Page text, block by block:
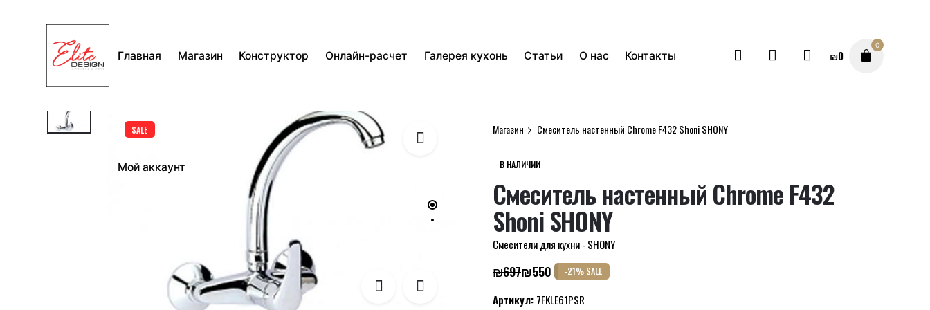
содержимому
Главная Магазин Конструктор Онлайн-расчет Галерея кухонь Статьи О нас Контакты
Мой аккаунт
₪0
0
SALE Магазин Смеситель настенный Chrome F432 Shoni SHONY
В НАЛИЧИИ
Смеситель настенный Chrome F432
Shoni SHONY
Смесители для кухни - SHONY
₪697
Первоначальная
цена
₪550
Текущая
цена:
-21% SALE
Артикул: 7FKLE61PSR